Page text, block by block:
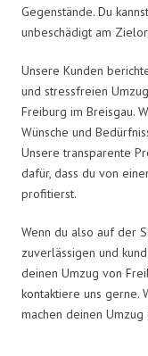
Gegenstände. Du
unbeschädigt am
Unsere Kunden
und stressfreien
Freiburg im Breisgau.
Wünsche und
Unsere transparente
dafür, dass du von
profitierst.
Wenn du also auf der
zuverlässigen und
deinen Umzug von
kontaktiere uns gerne.
machen deinen